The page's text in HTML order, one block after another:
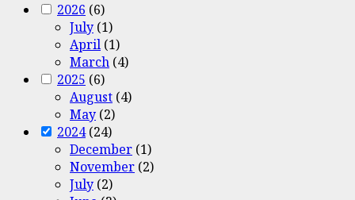
2026 (6)
July (1)
April (1)
March (4)
2025 (6)
August (4)
May (2)
2024(24)
December (1)
November (2)
July (2)